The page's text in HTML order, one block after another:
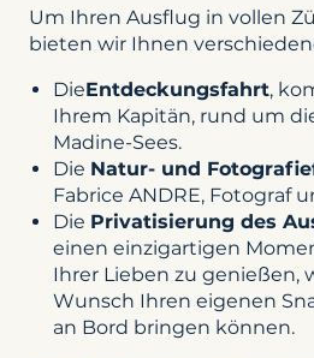
Um Ihren Ausflug in vollen
bieten wir Ihnen
DieEntdeckungsfahrt,
Ihrem Kapitän, rund um
Madine-Sees.
Die Natur- und
Fabrice ANDRE, Fotograf
Die Privatisierung des
einen einzigartigen
Ihrer Lieben zu genießen,
Wunsch Ihren eigenen
an Bord bringen können.